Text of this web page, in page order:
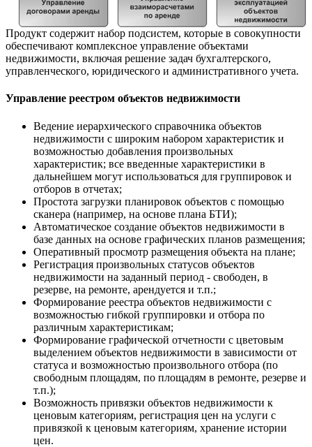
Продукт содержит набор подсистем, которые в совокупности
обеспечивают комплексное управление объектами
недвижимости, включая решение задач бухгалтерского,
управленческого, юридического и административного учета.
Управление реестром объектов недвижимости
Ведение иерархического справочника объектов
недвижимости с широким набором характеристик и
возможностью добавления произвольных
характеристик; все введенные характеристики в
дальнейшем могут использоваться для группировок и
отборов в отчетах;
Простота загрузки планировок объектов с помощью
сканера (например, на основе плана БТИ);
Автоматическое создание объектов недвижимости в
базе данных на основе графических планов размещения;
Оперативный просмотр размещения объекта на плане;
Регистрация произвольных статусов объектов
недвижимости на заданный период - свободен, в
резерве, на ремонте, арендуется и т.п.;
Формирование реестра объектов недвижимости с
возможностью гибкой группировки и отбора по
различным характеристикам;
Формирование графической отчетности с цветовым
выделением объектов недвижимости в зависимости от
статуса и возможностью произвольного отбора (по
свободным площадям, по площадям в ремонте, резерве и
т.п.);
Возможность привязки объектов недвижимости к
ценовым категориям, регистрация цен на услуги с
привязкой к ценовым категориям, хранение истории
цен.